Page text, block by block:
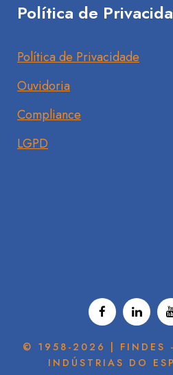
Política de
Política de Privacidade
Ouvidoria
Compliance
LGPD
© 1958-2026 | FINDES -
INDÚSTRIAS DO